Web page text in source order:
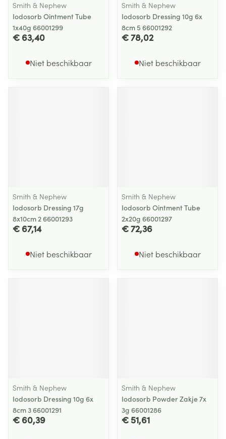
Smith & Nephew
Iodosorb Ointment Tube
1x40g 66001299
€ 63,40
Niet beschikbaar
Smith & Nephew
Iodosorb Dressing 10g 6x
8cm 5 66001292
€ 78,02
Niet beschikbaar
Smith & Nephew
Iodosorb Dressing 17g
8x10cm 2 66001293
€ 67,14
Niet beschikbaar
Smith & Nephew
Iodosorb Ointment Tube
2x20g 66001297
€ 72,36
Niet beschikbaar
Smith & Nephew
Iodosorb Dressing 10g 6x
8cm 3 66001291
€ 60,39
Smith & Nephew
Iodosorb Powder Zakje 7x
3g 66001286
€ 51,61